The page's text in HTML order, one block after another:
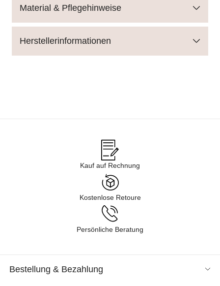
Material & Pflegehinweise
Herstellerinformationen
Kauf auf Rechnung
Kostenlose Retoure
Persönliche Beratung
Bestellung & Bezahlung